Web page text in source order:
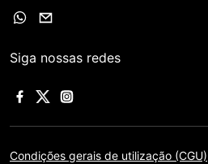
Siga nossas redes
Condições gerais de utilização (CGU)